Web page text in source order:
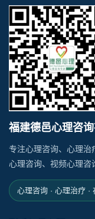
福建德邑心理咨
专注心理咨询、心理治
心理咨询、视频心理咨
心理咨询 · 心理治疗 ·